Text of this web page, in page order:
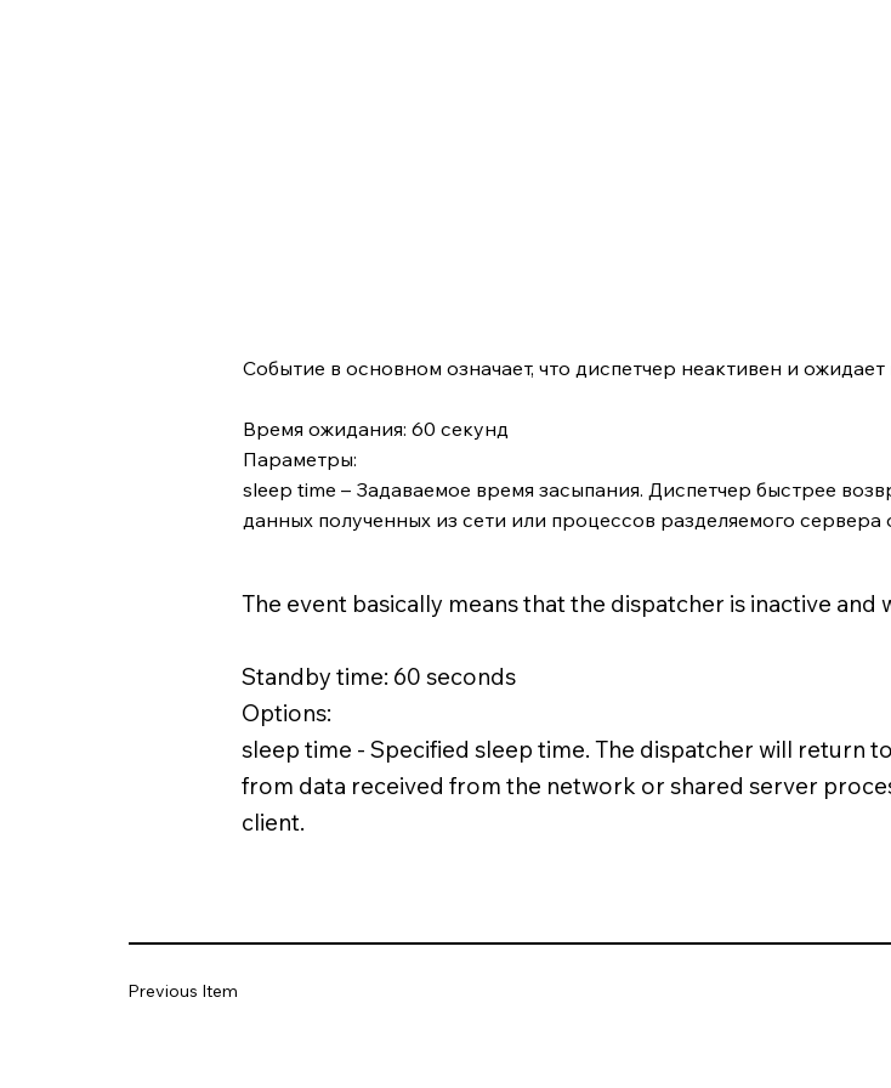
Событие в основном означает, что диспетчер неактивен и
Время ожидания: 60 секунд
Параметры:
sleep time – Задаваемое время засыпания. Диспетчер быстрее
данных полученных из сети или процессов разделяемого
The event basically means that the dispatcher is inactive and
Standby time: 60 seconds
Options:
sleep time - Specified sleep time. The dispatcher will return
from data received from the network or shared server
client.
Previous Item